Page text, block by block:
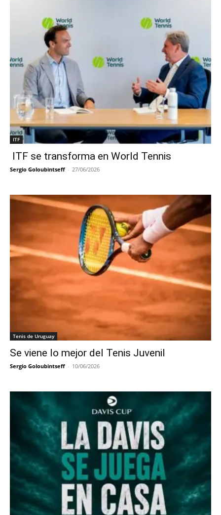
ITF
ITF se transforma en World Tennis
Sergio Goloubintseff - 27/06/2026
Tenis de Uruguay
Se viene lo mejor del Tenis Juvenil
Sergio Goloubintseff - 10/06/2026